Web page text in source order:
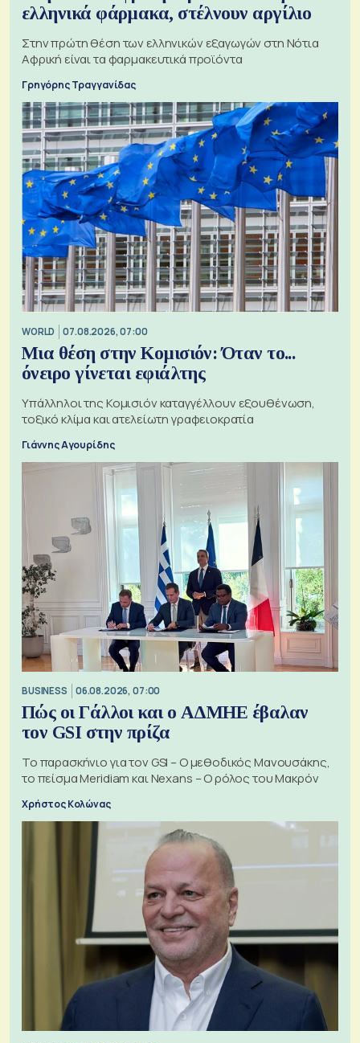
ελληνικά φάρμακα, στέλνουν αργίλιο
Στην πρώτη θέση των ελληνικών εξαγωγών στη Νότια
Αφρική είναι τα φαρμακευτικά προϊόντα
Γρηγόρης Τραγγανίδας
WORLD 07.08.2026, 07:00
Μια θέση στην Κομισιόν: Όταν το...
όνειρο γίνεται εφιάλτης
Υπάλληλοι της Κομισιόν καταγγέλλουν εξουθένωση,
τοξικό κλίμα και ατελείωτη γραφειοκρατία
Γιάννης Αγουρίδης
BUSINESS 06.08.2026, 07:00
Πώς οι Γάλλοι και ο ΑΔΜΗΕ έβαλαν
τον GSI στην πρίζα
Το παρασκήνιο για τον GSI – Ο μεθοδικός Μανουσάκης,
το πείσμα Meridiam και Nexans – Ο ρόλος του Μακρόν
Χρήστος Κολώνας